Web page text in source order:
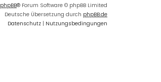
phpBB® Forum Software © phpBB Limited
Deutsche Übersetzung durch phpBB.de
Datenschutz | Nutzungsbedingungen